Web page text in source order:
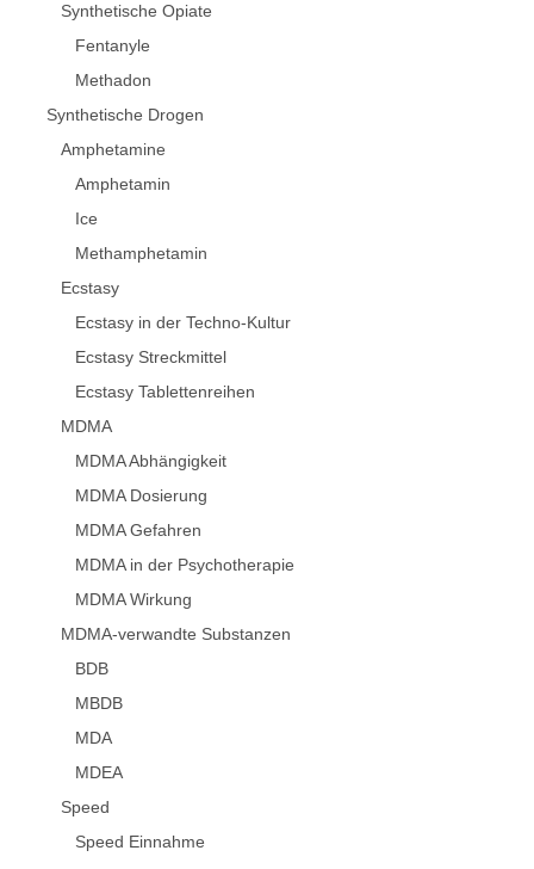
Synthetische Opiate
Fentanyle
Methadon
Synthetische Drogen
Amphetamine
Amphetamin
Ice
Methamphetamin
Ecstasy
Ecstasy in der Techno-Kultur
Ecstasy Streckmittel
Ecstasy Tablettenreihen
MDMA
MDMA Abhängigkeit
MDMA Dosierung
MDMA Gefahren
MDMA in der Psychotherapie
MDMA Wirkung
MDMA-verwandte Substanzen
BDB
MBDB
MDA
MDEA
Speed
Speed Einnahme